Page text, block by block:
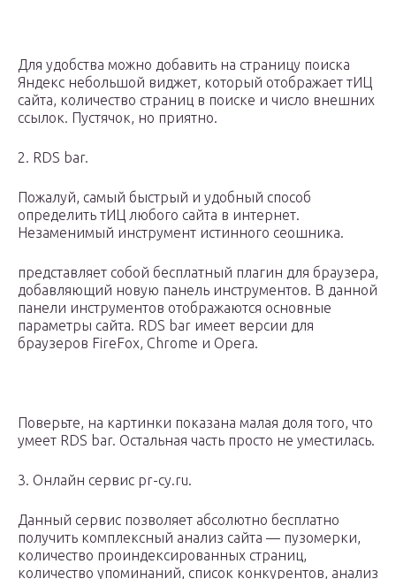
Для удобства можно добавить на страницу поиска
Яндекс небольшой виджет, который отображает тИЦ
сайта, количество страниц в поиске и число внешних
ссылок. Пустячок, но приятно.
2. RDS bar.
Пожалуй, самый быстрый и удобный способ
определить тИЦ любого сайта в интернет.
Незаменимый инструмент истинного сеошника.
представляет собой бесплатный плагин для браузера,
добавляющий новую панель инструментов. В данной
панели инструментов отображаются основные
параметры сайта. RDS bar имеет версии для
браузеров FireFox, Chrome и Opera.
Поверьте, на картинки показана малая доля того, что
умеет RDS bar. Остальная часть просто не уместилась.
3. Онлайн сервис pr-cy.ru.
Данный сервис позволяет абсолютно бесплатно
получить комплексный анализ сайта — пузомерки,
количество проиндексированных страниц,
количество упоминаний, список конкурентов, анализ